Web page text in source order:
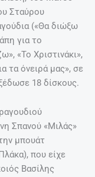
Σταύρου
(«Θα διώξω
για το
«Το Χριστινάκι»,
τα όνειρά μας», σε
18 δίσκους.
Σπανού «Μιλάς»
μπουάτ
που είχε
Βασίλης